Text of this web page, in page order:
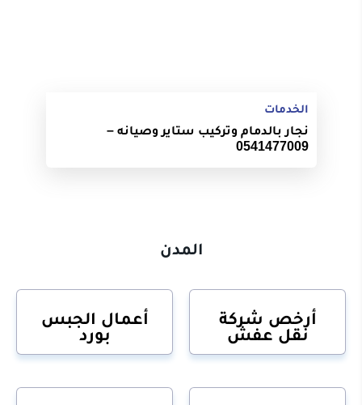
الخدمات
نجار بالدمام وتركيب ستاير وصيانه –
0541477009
المدن
أرخص شركة
نقل عفش
أعمال الجبس
بورد